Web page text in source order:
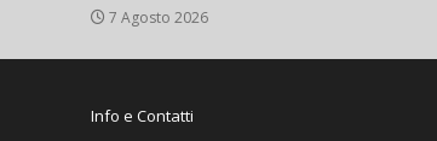
7 Agosto 2026
Info e Contatti